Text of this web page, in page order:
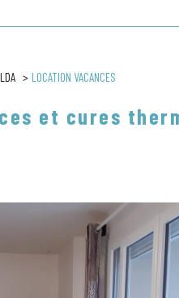
Louer
LOCATION VACANCES
et cures